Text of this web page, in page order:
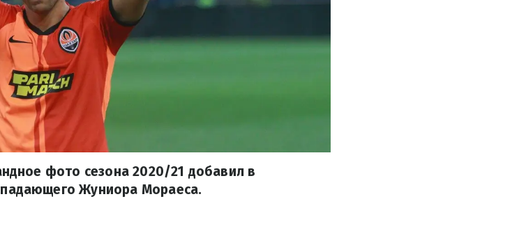
фото сезона 2020/21 добавил в
Жуниора Мораеса.